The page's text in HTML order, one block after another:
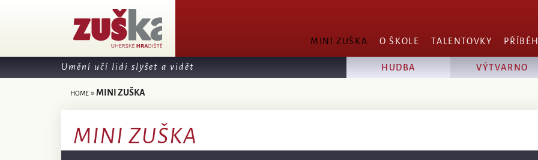
MINI ZUŠKA O ŠKOLE TALENTOVKY
Umění učí lidi slyšet a vidět HUDBA VÝTVARNO
HOME »MINI ZUŠKA
MINI ZUŠKA